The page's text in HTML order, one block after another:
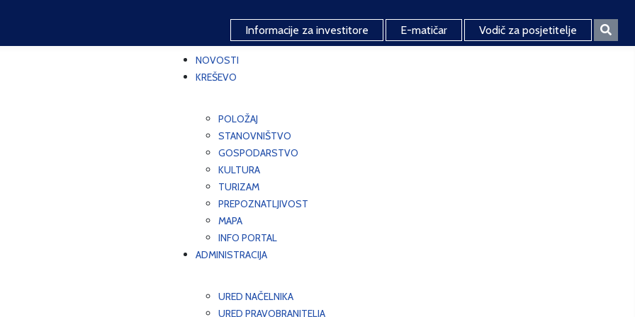
Informacije za investitore E-matičar Vodič za posjetitelje
NOVOSTI
KREŠEVO
POLOŽAJ
STANOVNIŠTVO
GOSPODARSTVO
KULTURA
TURIZAM
PREPOZNATLJIVOST
MAPA
INFO PORTAL
ADMINISTRACIJA
URED NAČELNIKA
URED PRAVOBRANITELJA